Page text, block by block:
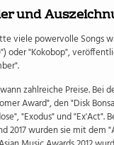
und
viele powervolle Songs
oder "Kokobop",
zahlreiche Preise. Bei
Award", den "Disk
"Exodus" und "Ex'Act".
2017 wurden sie mit dem